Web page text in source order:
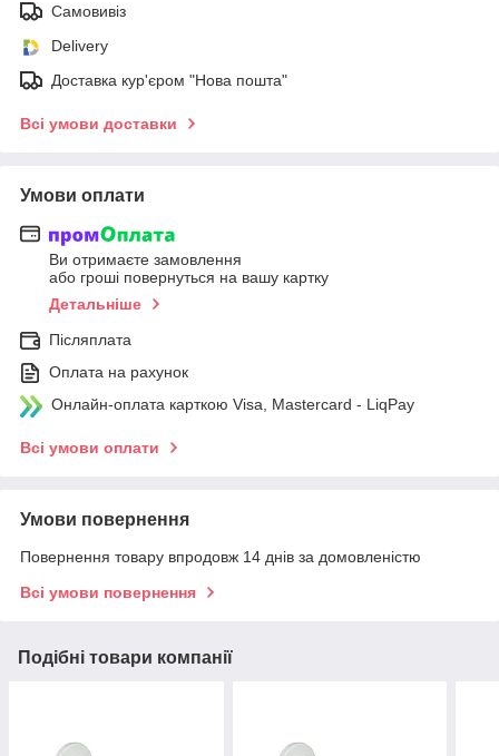
Самовивіз
Delivery
Доставка кур'єром "Нова пошта"
Всі умови доставки
Умови оплати
Ви отримаєте замовлення
або гроші повернуться на вашу картку
Детальніше
Післяплата
Оплата на рахунок
Онлайн-оплата карткою Visa, Mastercard - LiqPay
Всі умови оплати
Умови повернення
Повернення товару впродовж 14 днів за домовленістю
Всі умови повернення
Подібні товари компанії